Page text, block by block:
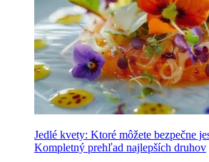
Jedlé kvety: Ktoré môžete bezpečne
Kompletný prehľad najlepších druhov